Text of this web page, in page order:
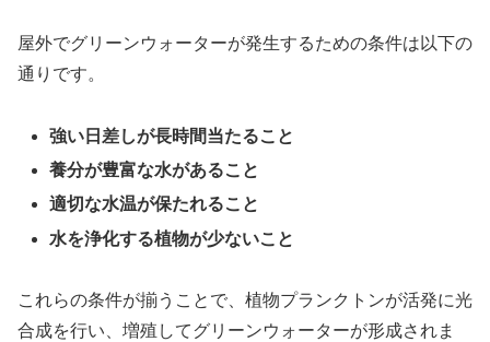
屋外でグリーンウォーターが発生するための条件は以下の
通りです。
強い日差しが長時間当たること
養分が豊富な水があること
適切な水温が保たれること
水を浄化する植物が少ないこと
これらの条件が揃うことで、植物プランクトンが活発に光
合成を行い、増殖してグリーンウォーターが形成されま